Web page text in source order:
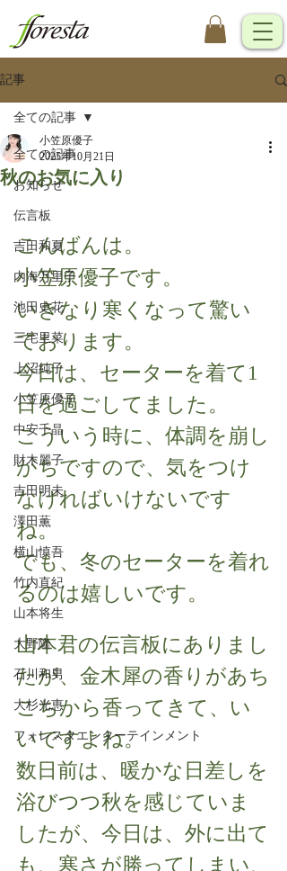
記事
全ての記事
お知らせ
伝言板
吉田和夏
内海万里子
池田史花
三宅里菜
上沼純子
小笠原優子
中安千晶
財木麗子
吉田明未
澤田薫
横山慎吾
竹内直紀
山本将生
大野隆
石川和男
大杉光恵
フォレスタエンターテインメント
全ての記事
秋のお気に入り
小笠原優子
2025年10月21日
こんばんは。
小笠原優子です。
いきなり寒くなって驚い
ております。
今日は、セーターを着て1
日を過ごしてました。
こういう時に、体調を崩し
がちですので、気をつけ
なければいけないです
ね。
でも、冬のセーターを着れ
るのは嬉しいです。
山本君の伝言板にありまし
たが、金木犀の香りがあち
こちから香ってきて、い
いですよね。
数日前は、暖かな日差しを
浴びつつ秋を感じていま
したが、今日は、外に出て
も、寒さが勝ってしまい、